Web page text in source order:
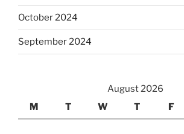
October 2024
September 2024
August 2026
M
T W T F